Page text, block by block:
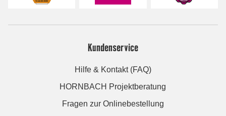
Kundenservice
Hilfe & Kontakt (FAQ)
HORNBACH Projektberatung
Fragen zur Onlinebestellung